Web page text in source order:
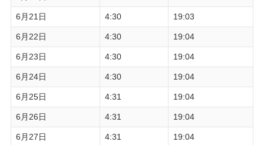
6月21日 4:30 19:03
6月22日 4:30 19:04
6月23日 4:30 19:04
6月24日 4:30 19:04
6月25日 4:31 19:04
6月26日 4:31 19:04
6月27日 4:31 19:04